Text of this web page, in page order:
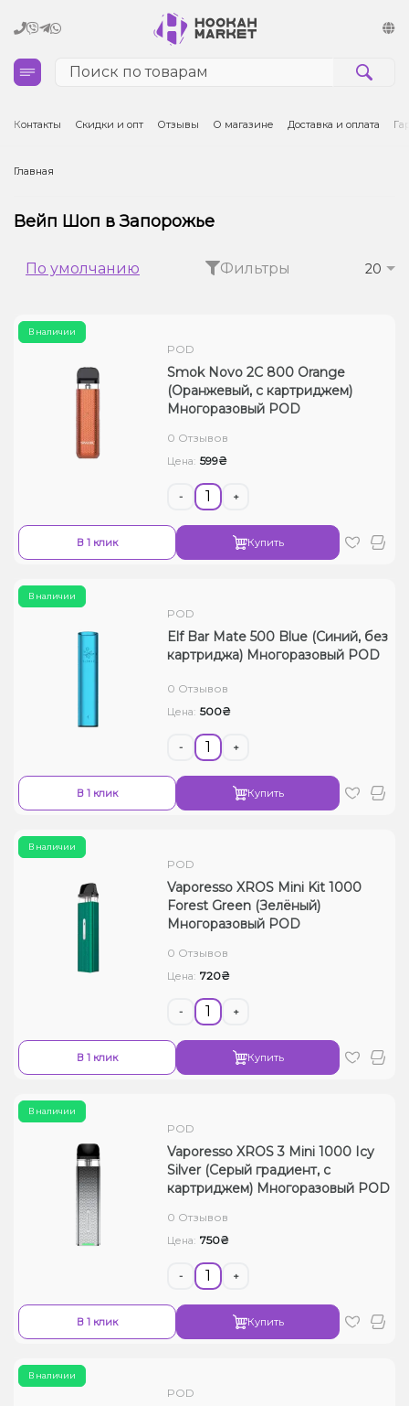
Кальяны
Табак для кальяна и кальянные смеси
Электронные сигареты (POD)
Комплектующие для POD
Жидкости для электронных сигарет
Уценка
Контакты Скидки и опт Отзывы О магазине Доставка и оплата
Главная
Вейп Шоп в Запорожье
По умолчанию Фильтры 20
В наличии
POD
Smok Novo 2C 800 Orange
(Оранжевый, с картриджем)
Многоразовый POD
0 Отзывов
Цена: 599₴
- +
В 1 клик Купить
В наличии
POD
Elf Bar Mate 500 Blue (Синий, без
картриджа) Многоразовый POD
0 Отзывов
Цена: 500₴
- +
В 1 клик Купить
В наличии
POD
Vaporesso XROS Mini Kit 1000
Forest Green (Зелёный)
Многоразовый POD
0 Отзывов
Цена: 720₴
- +
В 1 клик Купить
В наличии
POD
Vaporesso XROS 3 Mini 1000 Icy
Silver (Серый градиент, с
картриджем) Многоразовый POD
0 Отзывов
Цена: 750₴
- +
В 1 клик Купить
В наличии
POD